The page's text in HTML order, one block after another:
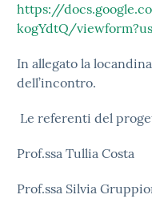
https://
kogYdtQ/
In allegato la
dell’incontro.
Le referenti del
Prof.ssa Tullia Costa
Prof.ssa Silvia